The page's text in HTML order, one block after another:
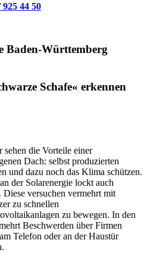
925 44 50
Baden-Württemberg
Schafe« erkennen
sehen die Vorteile einer
Dach: selbst produzierten
und dazu noch das Klima schützen.
der Solarenergie lockt auch
Diese versuchen vermehrt mit
zu schnellen
zu bewegen. In den
Beschwerden über Firmen
Telefon oder an der Haustür